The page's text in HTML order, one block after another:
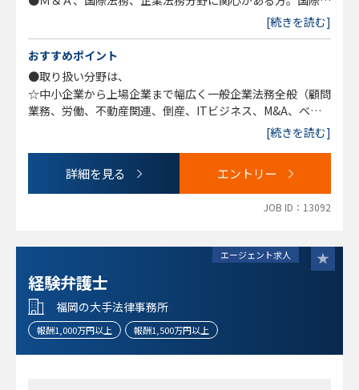
など、現状のご自身の境遇を打開しようとしている経験弁護
※専門分野のチームリーダーを務めることができるレベルの
高い専門性を持った方や、
裁判官、検察官出身の方を歓迎します。
※これまで、顧客層の多い個人・中小企業からの依頼を中心
る大企業の依頼が大幅に増加しています。
（東京オフィス、全国各オフィス等によって顧客層、扱い分
野の傾向は異なります）
ス 長崎オフィス 大分オフィス 宮崎オフィス 鹿児島オフィス
◎個人受任：20％を経費負担金として納入。国選事件は納
付不要
●弁護士業がサービス業であることに理解があり、顧客に対
して親切かつ丁寧に対応できる方。
●自身の専門分野を積極的に開拓していこうとする意欲のあ
る方。
●固定観念にとらわれず、柔軟な思考ができる方、協調性の
ある方。
※随時全国各オフィスで経験弁護士の採用および検討を行っ
ております（相談可能）。
[続きを読む]
おすすめポイント
●取り扱い分野は、
☆中小企業から上場企業まで幅広く一般企業法務全般（顧問
業務、労働、不動産関連、倒産、ITビジネス、M&A、ベン
チャー支援、IPO支援、海外進出支援・国際取引、紛争対
問題、債務整理、遺言・相続、労働、消費者被害、B型肝炎
訴訟、外国人ビザ申請など
期代、最近では70期代の弁護士が合計10数名入所。前職は
事務所の弁護士は勿論の事、検事出身、インハウスと多彩。
定着率も高い。
■入所後 数年経過の弁護士からのコメント
＊【民事家事～企業法務】一般民事事件を幅広く担当＋企業
法務（顧問企業）の割り当てもあり、契約書作成・レビュ
[続きを読む]
詳細を見る エントリー
JOB ID：13092
エージェント求人
経験弁護士
福岡の大手法律事務所
報酬1,000万円以上 報酬1,500万円以上